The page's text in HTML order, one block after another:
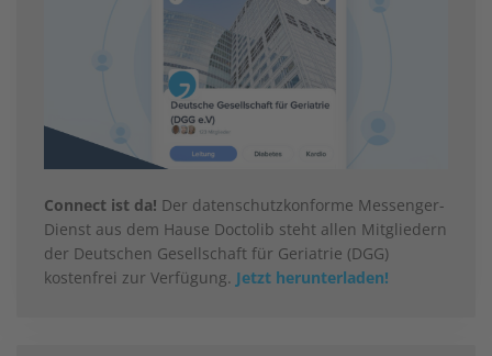
Connect ist da! Der datenschutzkonforme Messenger-
Dienst aus dem Hause Doctolib steht allen Mitgliedern
der Deutschen Gesellschaft für Geriatrie (DGG)
kostenfrei zur Verfügung. Jetzt herunterladen!